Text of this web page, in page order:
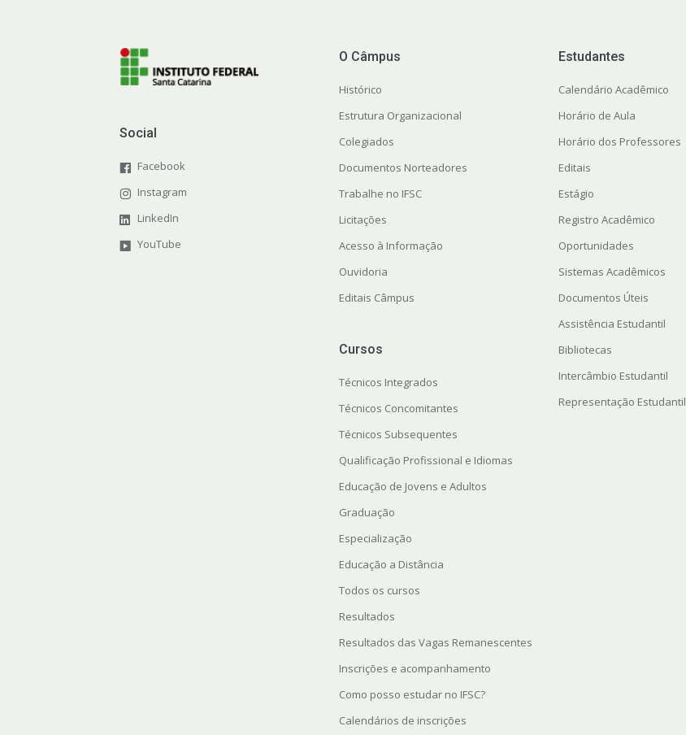
Social
Facebook
Instagram
LinkedIn
YouTube
O Câmpus
Histórico
Estrutura Organizacional
Colegiados
Documentos Norteadores
Trabalhe no IFSC
Licitações
Acesso à Informação
Ouvidoria
Editais Câmpus
Cursos
Técnicos Integrados
Técnicos Concomitantes
Técnicos Subsequentes
Qualificação Profissional e Idiomas
Educação de Jovens e Adultos
Graduação
Especialização
Educação a Distância
Todos os cursos
Resultados
Resultados das Vagas Remanescentes
Inscrições e acompanhamento
Como posso estudar no IFSC?
Calendários de inscrições
Estudantes
Calendário Acadêmico
Horário de Aula
Horário dos Professores
Editais
Estágio
Registro Acadêmico
Oportunidades
Sistemas Acadêmicos
Documentos Úteis
Assistência Estudantil
Bibliotecas
Intercâmbio Estudantil
Representação Estudantil